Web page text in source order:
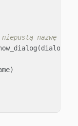
nazwę
(dialog
)